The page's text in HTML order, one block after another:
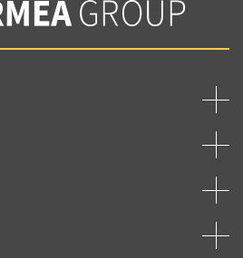
нашей политикой